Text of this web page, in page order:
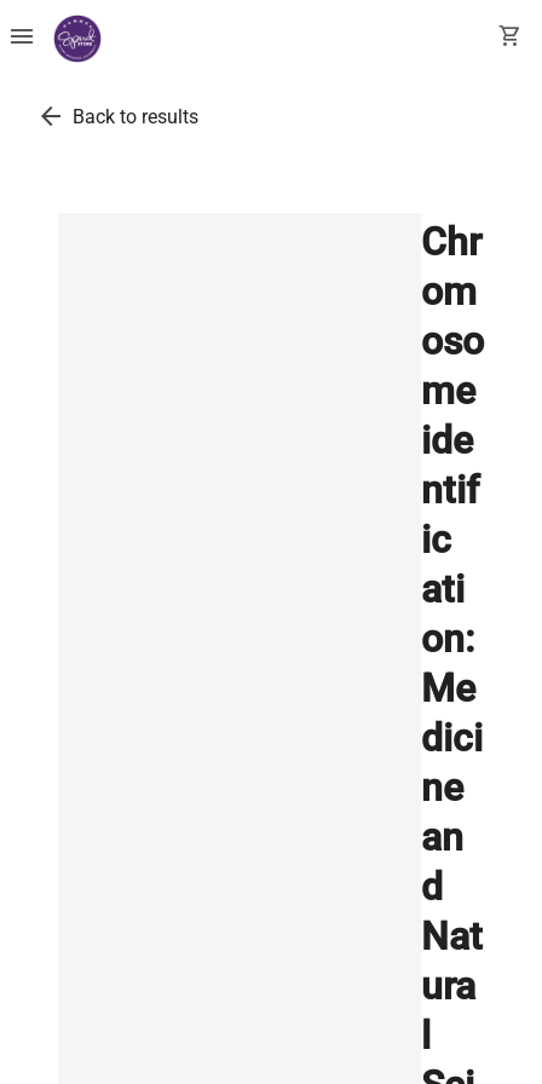
menu shopping_cart
arrow_back Back to results
Chr
om
oso
me
ide
ntif
ic
ati
on:
Me
dici
ne
an
d
Nat
ura